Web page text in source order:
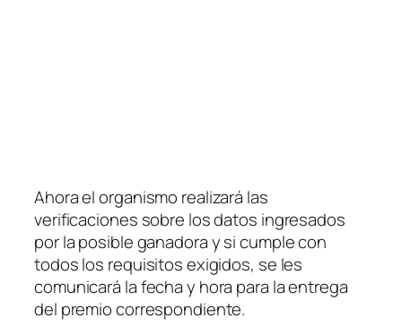
Ahora el organismo realizará las
verificaciones sobre los datos ingresados
por la posible ganadora y si cumple con
todos los requisitos exigidos, se les
comunicará la fecha y hora para la entrega
del premio correspondiente.